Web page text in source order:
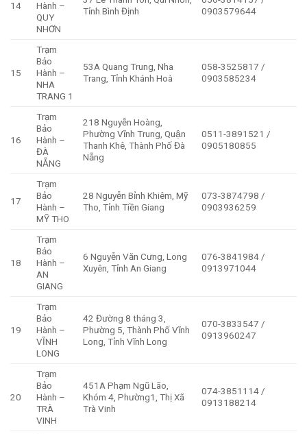
14
Hành –
QUY
NHƠN
Tỉnh Bình Định
0903579644
15
Trạm
Bảo
Hành –
NHA
TRANG 1
53A Quang Trung, Nha
Trang, Tỉnh Khánh Hoà
058-3525817 /
0903585234
16
Trạm
Bảo
Hành –
ĐÀ
NẴNG
218 Nguyễn Hoàng,
Phường Vĩnh Trung, Quận
Thanh Khê, Thành Phố Đà
Nẵng
0511-3891521 /
0905180855
17
Trạm
Bảo
Hành –
MỸ THO
28 Nguyễn Bỉnh Khiêm, Mỹ
Tho, Tỉnh Tiền Giang
073-3874798 /
0903936259
18
Trạm
Bảo
Hành –
AN
GIANG
6 Nguyễn Văn Cưng, Long
Xuyên, Tỉnh An Giang
076-3841984 /
0913971044
19
Trạm
Bảo
Hành –
VĨNH
LONG
42 Đường 8 tháng 3,
Phường 5, Thành Phố Vĩnh
Long, Tỉnh Vĩnh Long
070-3833547 /
0913960247
20
Trạm
Bảo
Hành –
TRÀ
VINH
451A Phạm Ngũ Lão,
Khóm 4, Phường1, Thị Xã
Trà Vinh
074-3851114 /
0913188214